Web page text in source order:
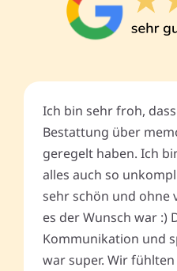
Ich bin sehr froh,
Bestattung über
geregelt haben. Ich
alles auch so
sehr schön und ohne
es der Wunsch war :)
Kommunikation und
war super. Wir